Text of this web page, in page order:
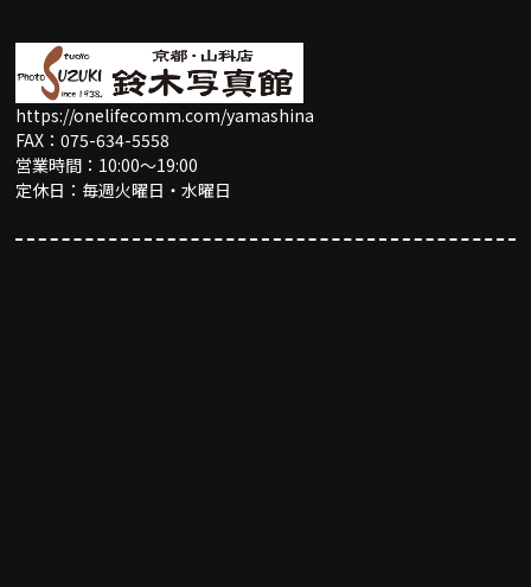
https://onelifecomm.com/yamashina
FAX：075-634-5558
営業時間：10:00〜19:00
定休日：毎週火曜日・水曜日